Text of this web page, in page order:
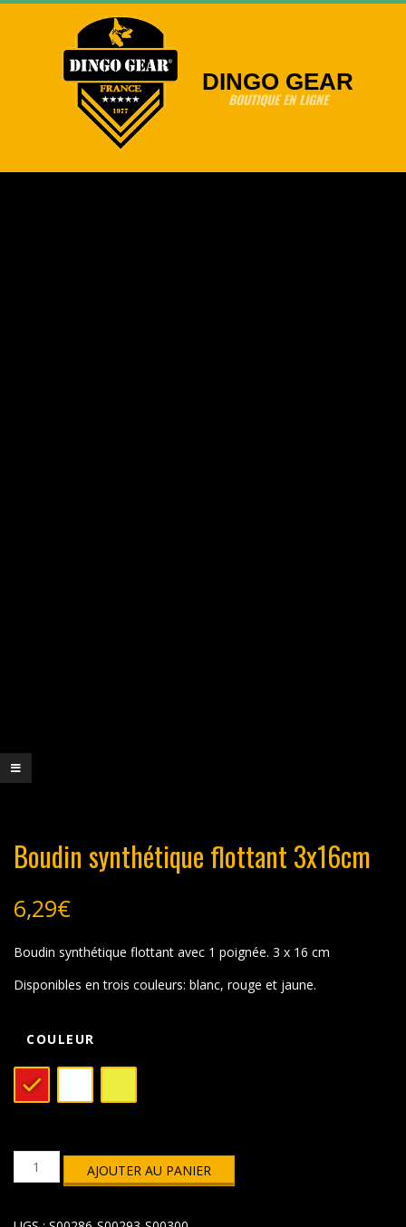
Skip
DINGO GEAR
BOUTIQUE EN LIGNE
Boudin synthétique flottant 3x16cm
6,29€
Boudin synthétique flottant avec 1 poignée. 3 x 16 cm
Disponibles en trois couleurs: blanc, rouge et jaune.
COULEUR
quantité
AJOUTER AU PANIER